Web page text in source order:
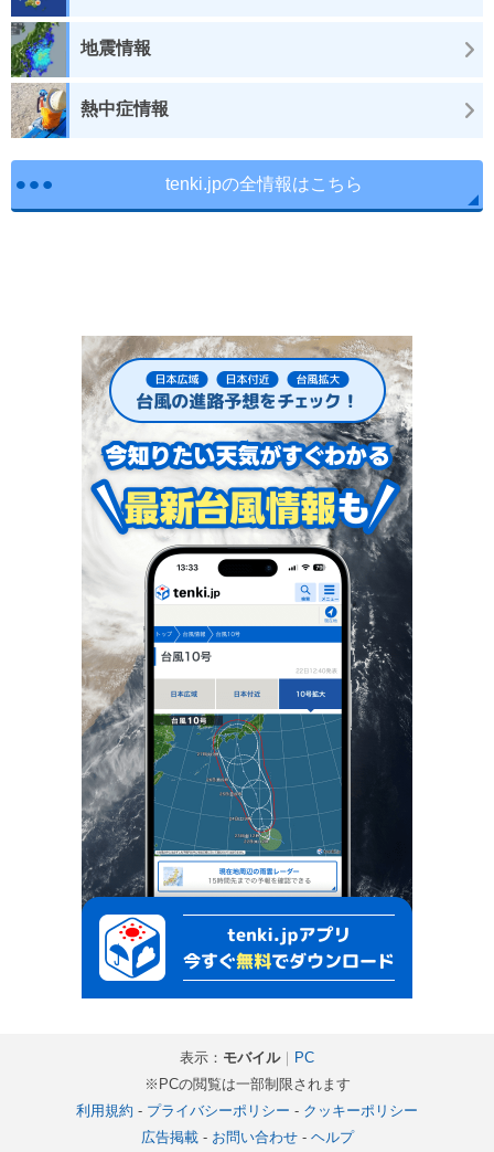
地震情報
熱中症情報
tenki.jpの全情報はこちら
表示： モバイル｜ PC
※PCの閲覧は一部制限されます
利用規約 - プライバシーポリシー - クッキーポリシー
広告掲載- お問い合わせ- ヘルプ